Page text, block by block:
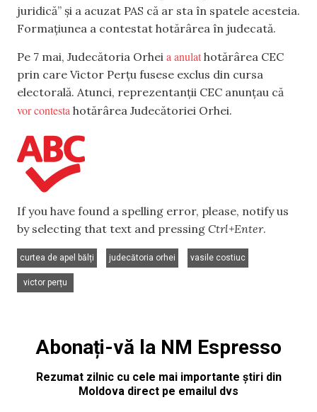
juridică” și a acuzat PAS că ar sta în spatele acesteia.
Formațiunea a contestat hotărârea în judecată.
Pe 7 mai, Judecătoria Orhei a anulat hotărârea CEC
prin care Victor Perțu fusese exclus din cursa
electorală. Atunci, reprezentanții CEC anunțau că
vor contesta hotărârea Judecătoriei Orhei.
If you have found a spelling error, please, notify us
by selecting that text and pressing Ctrl+Enter.
curtea de apel bălți
judecătoria orhei
vasile costiuc
victor perțu
Abonați-vă la NM Espresso
Rezumat zilnic cu cele mai importante știri din
Moldova direct pe emailul dvs